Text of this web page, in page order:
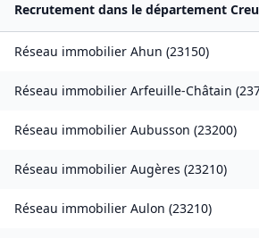
Recrutement dans le département
Réseau immobilier Ahun (23150)
Réseau immobilier Arfeuille-Châtain (
Réseau immobilier Aubusson (23200)
Réseau immobilier Augères (23210)
Réseau immobilier Aulon (23210)